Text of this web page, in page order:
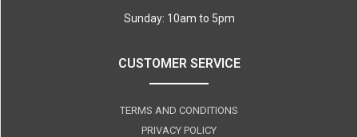
Sunday: 10am to 5pm
CUSTOMER SERVICE
TERMS AND CONDITIONS
PRIVACY POLICY